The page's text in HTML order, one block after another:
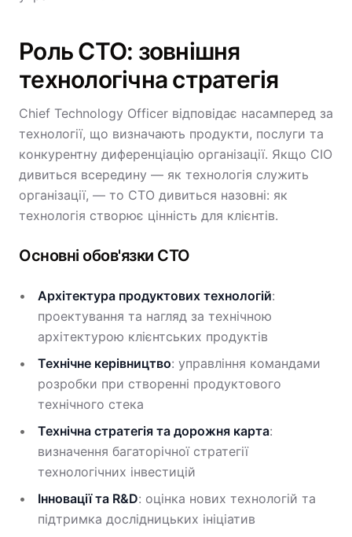
Роль CTO: зовнішня
технологічна стратегія
Chief Technology Officer відповідає насамперед за
технології, що визначають продукти, послуги та
конкурентну диференціацію організації. Якщо CIO
дивиться всередину — як технологія служить
організації, — то CTO дивиться назовні: як
технологія створює цінність для клієнтів.
Основні обов'язки CTO
Архітектура продуктових технологій:
проектування та нагляд за технічною
архітектурою клієнтських продуктів
Технічне керівництво: управління командами
розробки при створенні продуктового
технічного стека
Технічна стратегія та дорожня карта:
визначення багаторічної стратегії
технологічних інвестицій
Інновації та R&D: оцінка нових технологій та
підтримка дослідницьких ініціатив